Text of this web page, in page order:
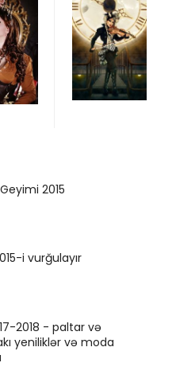
2015
i vurğulayır
2018 - paltar və
yeniliklər və moda